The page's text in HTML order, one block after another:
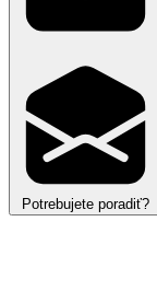
Potrebujete poradiť?